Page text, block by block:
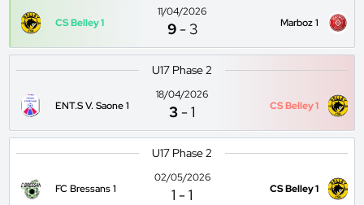
CS Belley 1
11/04/2026
9 - 3 Marboz 1
U17 Phase 2
ENT.S V. Saone 1
18/04/2026
3 -1 CS Belley 1
U17 Phase 2
FC Bressans 1
02/05/2026
1 -1 CS Belley 1